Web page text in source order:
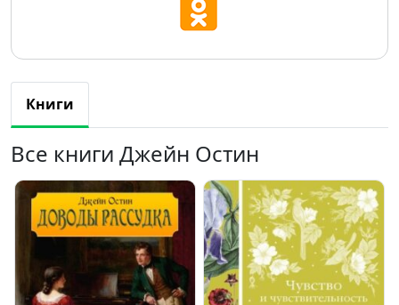
Книги
Все книги Джейн Остин